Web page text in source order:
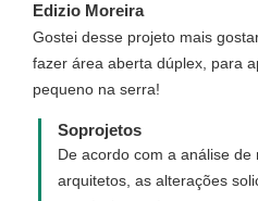
Edizio Moreira
Gostei desse projeto mais
fazer área aberta dúplex, para
pequeno na serra!
Soprojetos
De acordo com a análise de
arquitetos, as alterações